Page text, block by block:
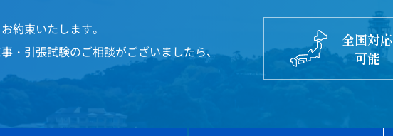
約束いたします。
・引張試験のご相談がございましたら、
全国対応
可能